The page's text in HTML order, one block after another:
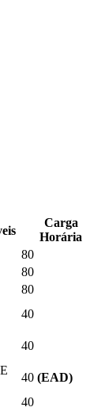
Carga
Horária
80
80
80
40
40
40 (EAD)
40